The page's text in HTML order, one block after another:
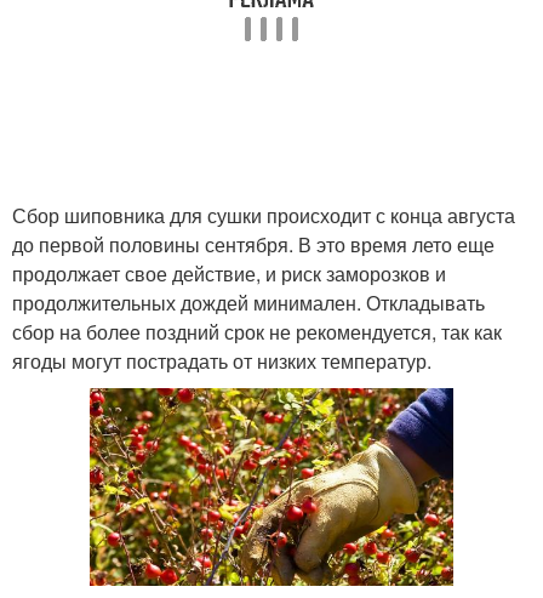
Сбор шиповника для сушки происходит с конца августа
до первой половины сентября. В это время лето еще
продолжает свое действие, и риск заморозков и
продолжительных дождей минимален. Откладывать
сбор на более поздний срок не рекомендуется, так как
ягоды могут пострадать от низких температур.